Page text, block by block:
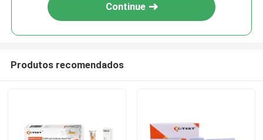
Continue
Produtos recomendados